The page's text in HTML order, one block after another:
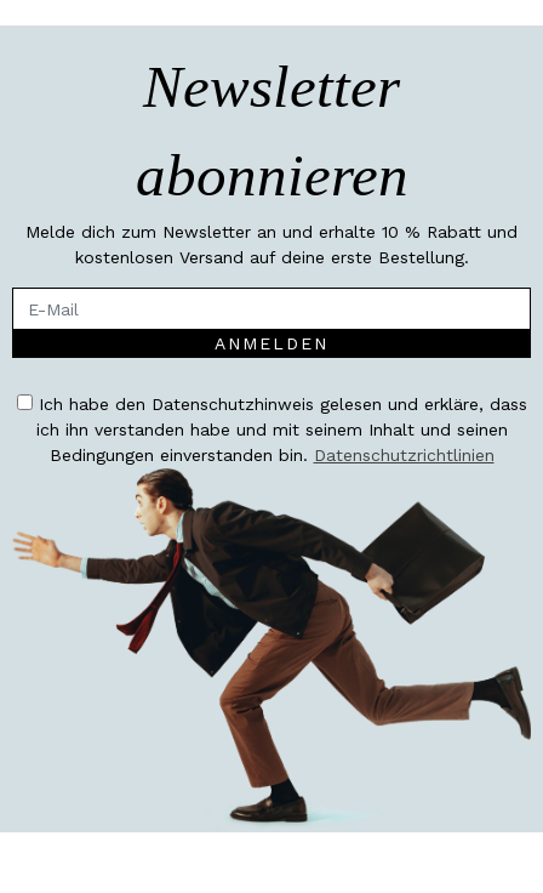
Newsletter
abonnieren
Melde dich zum Newsletter an und erhalte 10 % Rabatt und
kostenlosen Versand auf deine erste Bestellung.
ANMELDEN
Ich habe den Datenschutzhinweis gelesen und erkläre, dass
ich ihn verstanden habe und mit seinem Inhalt und seinen
Bedingungen einverstanden bin. Datenschutzrichtlinien